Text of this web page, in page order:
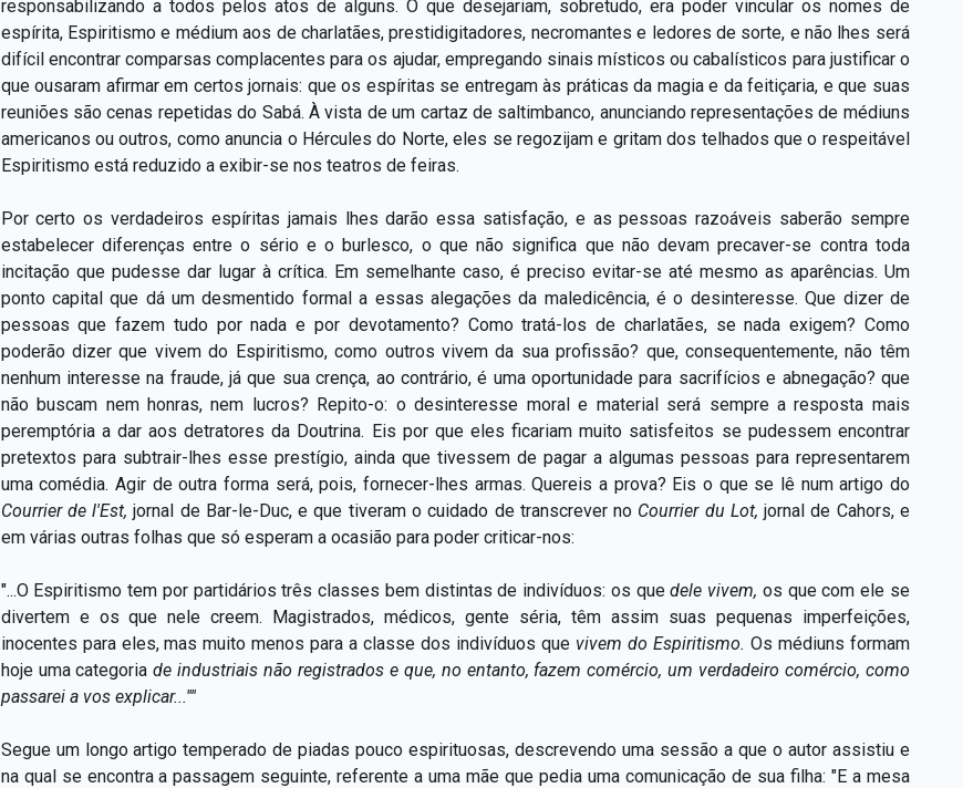
responsabilizando a todos pelos atos de alguns. O que desejariam, sobretudo, era poder vincular os nomes de
espírita, Espiritismo e médium aos de charlatães, prestidigitadores, necromantes e ledores de sorte, e não lhes será
difícil encontrar comparsas complacentes para os ajudar, empregando sinais místicos ou cabalísticos para justificar o
que ousaram afirmar em certos jornais: que os espíritas se entregam às práticas da magia e da feitiçaria, e que suas
reuniões são cenas repetidas do Sabá. À vista de um cartaz de saltimbanco, anunciando representações de médiuns
americanos ou outros, como anuncia o Hércules do Norte, eles se regozijam e gritam dos telhados que o respeitável
Espiritismo está reduzido a exibir-se nos teatros de feiras.
Por certo os verdadeiros espíritas jamais lhes darão essa satisfação, e as pessoas razoáveis saberão sempre
estabelecer diferenças entre o sério e o burlesco, o que não significa que não devam precaver-se contra toda
incitação que pudesse dar lugar à crítica. Em semelhante caso, é preciso evitar-se até mesmo as aparências. Um
ponto capital que dá um desmentido formal a essas alegações da maledicência, é o desinteresse. Que dizer de
pessoas que fazem tudo por nada e por devotamento? Como tratá-los de charlatães, se nada exigem? Como
poderão dizer que vivem do Espiritismo, como outros vivem da sua profissão? que, consequentemente, não têm
nenhum interesse na fraude, já que sua crença, ao contrário, é uma oportunidade para sacrifícios e abnegação? que
não buscam nem honras, nem lucros? Repito-o: o desinteresse moral e material será sempre a resposta mais
peremptória a dar aos detratores da Doutrina. Eis por que eles ficariam muito satisfeitos se pudessem encontrar
pretextos para subtrair-lhes esse prestígio, ainda que tivessem de pagar a algumas pessoas para representarem
uma comédia. Agir de outra forma será, pois, fornecer-lhes armas. Quereis a prova? Eis o que se lê num artigo do
Courrier de l'Est,jornal de Bar-le-Duc, e que tiveram o cuidado de transcrever no Courrier du Lot,jornal de Cahors, e
em várias outras folhas que só esperam a ocasião para poder criticar-nos:
"...O Espiritismo tem por partidários três classes bem distintas de indivíduos: os quedele vivem, os que com ele se
divertem e os que nele creem. Magistrados, médicos, gente séria, têm assim suas pequenas imperfeições,
inocentes para eles, mas muito menos para a classe dos indivíduos que vivem do Espiritismo. Os médiuns formam
hoje uma categoriade industriais não registrados e que, no entanto, fazem comércio, um verdadeiro comércio, como
passarei a vos explicar...''''
Segue um longo artigo temperado de piadas pouco espirituosas, descrevendo uma sessão a que o autor assistiu e
na qual se encontra a passagem seguinte, referente a uma mãe que pedia uma comunicação de sua filha: "E a mesa